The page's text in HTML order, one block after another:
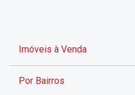
Imóveis à Venda
Por Bairros